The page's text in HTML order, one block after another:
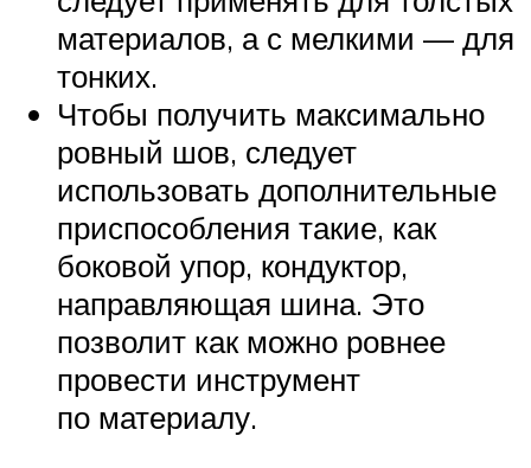
материалов, а с мелкими — для
тонких.
Чтобы получить максимально
ровный шов, следует
использовать дополнительные
приспособления такие, как
боковой упор, кондуктор,
направляющая шина. Это
позволит как можно ровнее
провести инструмент
по материалу.